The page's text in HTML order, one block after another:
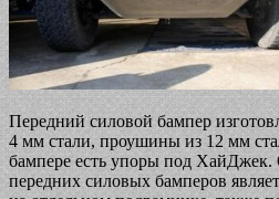
Передний силовой бампер
4 мм стали, проушины из 12 мм
бампере есть упоры под
передних силовых бамперов